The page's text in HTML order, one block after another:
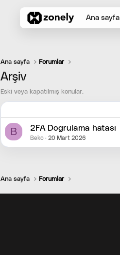
Ana sayfa
Ana sayfa Forumlar
Arşiv
Eski veya kapatılmış konular.
B 2FA Dogrulama hatası
Beko 20 Mart 2026
Ana sayfa Forumlar